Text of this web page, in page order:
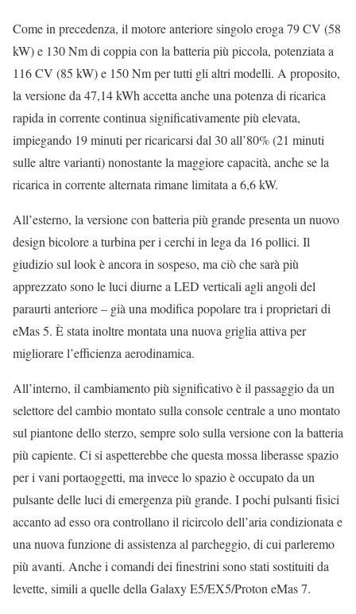
Come in precedenza, il motore anteriore singolo eroga 79 CV (58
kW) e 130 Nm di coppia con la batteria più piccola, potenziata a
116 CV (85 kW) e 150 Nm per tutti gli altri modelli. A proposito,
la versione da 47,14 kWh accetta anche una potenza di ricarica
rapida in corrente continua significativamente più elevata,
impiegando 19 minuti per ricaricarsi dal 30 all’80% (21 minuti
sulle altre varianti) nonostante la maggiore capacità, anche se la
ricarica in corrente alternata rimane limitata a 6,6 kW.
All’esterno, la versione con batteria più grande presenta un nuovo
design bicolore a turbina per i cerchi in lega da 16 pollici. Il
giudizio sul look è ancora in sospeso, ma ciò che sarà più
apprezzato sono le luci diurne a LED verticali agli angoli del
paraurti anteriore – già una modifica popolare tra i proprietari di
eMas 5. È stata inoltre montata una nuova griglia attiva per
migliorare l’efficienza aerodinamica.
All’interno, il cambiamento più significativo è il passaggio da un
selettore del cambio montato sulla console centrale a uno montato
sul piantone dello sterzo, sempre solo sulla versione con la batteria
più capiente. Ci si aspetterebbe che questa mossa liberasse spazio
per i vani portaoggetti, ma invece lo spazio è occupato da un
pulsante delle luci di emergenza più grande. I pochi pulsanti fisici
accanto ad esso ora controllano il ricircolo dell’aria condizionata e
una nuova funzione di assistenza al parcheggio, di cui parleremo
più avanti. Anche i comandi dei finestrini sono stati sostituiti da
levette, simili a quelle della Galaxy E5/EX5/Proton eMas 7.